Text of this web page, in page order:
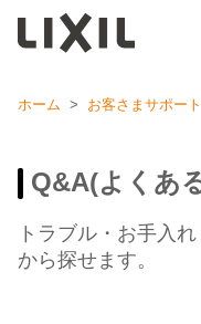
ホーム > お客さまサポート
Q&A(よくあ
トラブル・お手入
から探せます。